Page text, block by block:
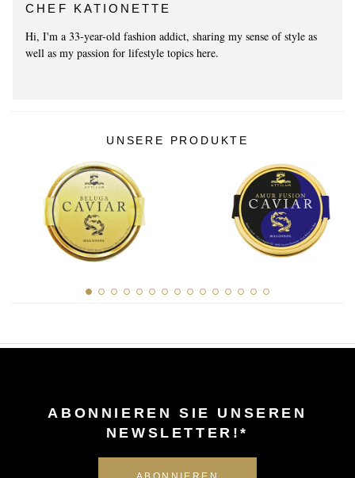
CHEF KATIONETTE
Hi, I'm a 33-year-old fashion addict, sharing my sense of style as
well as my passion for lifestyle topics here.
UNSERE PRODUKTE
ABONNIEREN SIE UNSEREN
NEWSLETTER!*